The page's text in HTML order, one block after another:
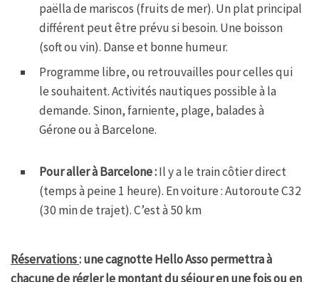
paëlla de mariscos (fruits de mer). Un plat principal
différent peut être prévu si besoin.​ Une boisson
(soft ou vin). Danse et bonne humeur.
Programme libre, ou retrouvailles pour celles qui
le souhaitent. Activités nautiques possible à la
demande. Sinon, farniente, plage, balades à
Gérone ou à Barcelone.
Pour aller à Barcelone :Il y a le train côtier direct
(temps à peine 1 heure). En voiture : Autoroute C32
(30 min de trajet). C’est à 50 km
Réservations: une cagnotte Hello Asso permettra à
chacune de régler le montant du séjour en une fois ou en